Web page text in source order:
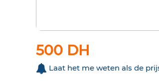
500 DH
Laat het me weten als de